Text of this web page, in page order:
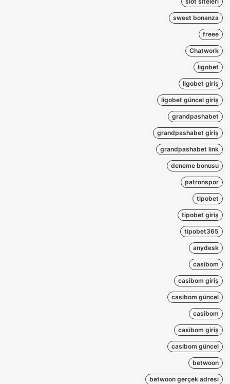
sweet bonanza
freee
Chatwork
ligobet
ligobet giriş
ligobet güncel giriş
grandpashabet
grandpashabet giriş
grandpashabet link
deneme bonusu
patronspor
tipobet
tipobet giriş
tipobet365
anydesk
casibom
casibom giriş
casibom güncel
casibom
casibom giriş
casibom güncel
betwoon
betwoon gerçek adresi